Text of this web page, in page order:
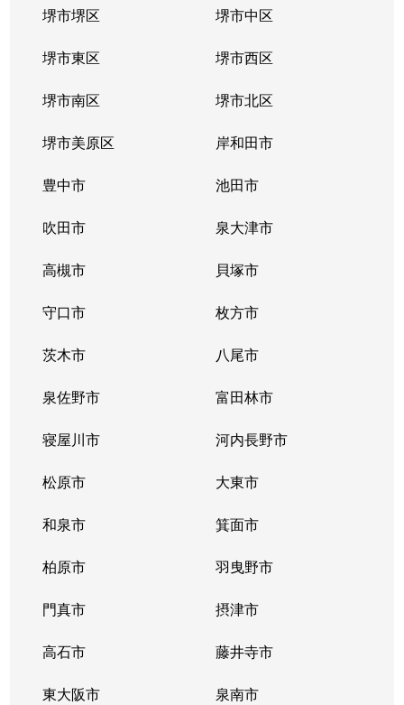
堺市堺区 堺市中区
堺市東区 堺市西区
堺市南区 堺市北区
堺市美原区 岸和田市
豊中市 池田市
吹田市 泉大津市
高槻市 貝塚市
守口市 枚方市
茨木市 八尾市
泉佐野市 富田林市
寝屋川市 河内長野市
松原市 大東市
和泉市 箕面市
柏原市 羽曳野市
門真市 摂津市
高石市 藤井寺市
東大阪市 泉南市